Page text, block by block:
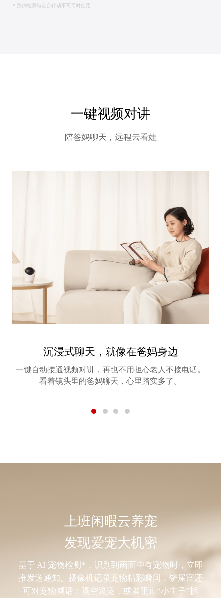
* 跌倒检测与云台转动不可同时使用
一键视频对讲
陪爸妈聊天，远程云看娃
沉浸式聊天，就像在爸妈身边
一键自动接通视频对讲，再也不用担心老人不接电话。
看着镜头里的爸妈聊天，心里踏实多了。
上班闲暇云养宠
发现爱宠大机密
基于 AI 宠物检测*，识别到画面中有宠物时，立即
推发送通知。摄像机记录宠物精彩瞬间，铲屎官还
可对宠物喊话：隔空逗宠，或者阻止“小主子”拆